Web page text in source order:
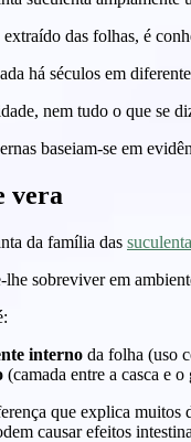
das folhas, é
há séculos em
nem tudo o que se
baseiam-se em
vera
da família das
lhe sobreviver em
interno da folha (uso
(camada entre a casca e
que explica muitos
causar efeitos